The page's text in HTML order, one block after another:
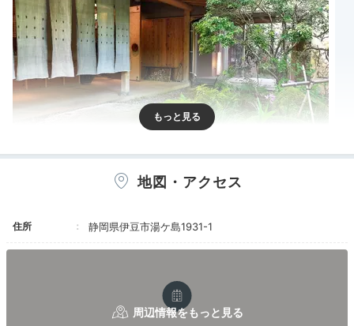
みつごとうさんさんの投稿
放感があり、森の風景を楽しみながらひと休みできます
地図・アクセス
住所 静岡県伊豆市湯ケ島1931-1